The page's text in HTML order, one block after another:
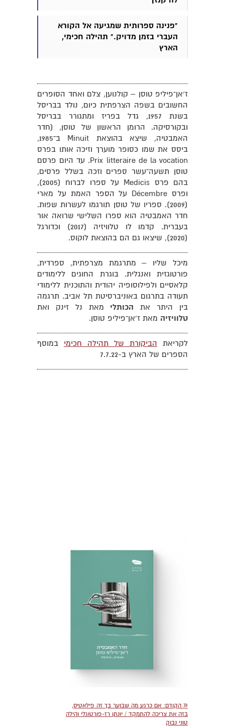
"פנינה ספרותית שמגיעה אל הקורא
העברי בזמן מדויק." תהילה חכימי,
הארץ
ז׳אן־פיליפ טוסן – קולנוען, צלם ואחד הסופרים
החשובים בשפה הצרפתית כיום, נולד בבריסל
בשנת 1957, גדל בפריז ומתגורר בבריסל
ובקורסיקה. הרומן הראשון של טוסן, (חדר
האמבטיה, שיצא בהוצאת Minuit ב־1985,
ביסס את שמו כסופר מוערך וזיכה אותו בפרס
Prix litteraire de la vocation. עד היום פרסם
טוסן תשעה־עשר ספרים וזכה בשלל פרסים,
בהם פרס Medicis על ספרו לברוח (2005),
ופרס Décembre על הספר האמת על מארי
(2009). ספריו של טוסן תורגמו לעשרות שפות.
חדר האמבטיה הוא ספרו השלישי שרואה אור
בעברית. קדמו לו טלוויזיה (2017) וכדורגל
(2020), שיצאו גם הם בהוצאת לוקוס.
מיכל שליו – מתרגמת מצרפתית, ספרדית,
פורטוגזית ואנגלית. בוגרת החוגים ללימודים
קלאסיים ולפילוסופיה יהודית והתוכנית ללימודי
תעודה בתרגום באוניברסיטת תל אביב. תרגמה
בין היתר את הכותלי מאת נל זינק ואת
טלוויזיה מאת ז'אן־פיליפ טוסן.
לקריאת הביקורת של תהילה חכימי במוסף
הספרים של הארץ ב-7.7.22
« הקודם: אם כרגע מה שבוער בך זה פילאטיס,
בזה את צריכה להתמקד / יונתן רז-פורטוגלי והילה
טוני נבוק